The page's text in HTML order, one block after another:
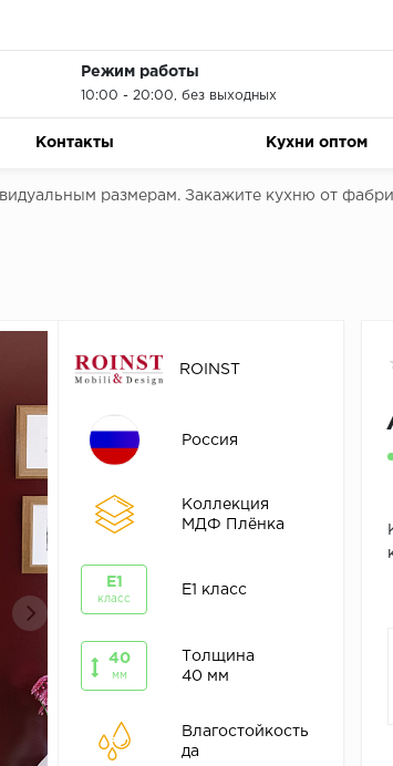
Режим работы
10:00 - 20:00, без выходных
Контакты Кухни оптом
размерам. Закажите кухню от
ROINST
Россия
Коллекция
МДФ Плёнка
E1
класс
E1 класс
40
мм
Толщина
40 мм
Влагостойкость
да